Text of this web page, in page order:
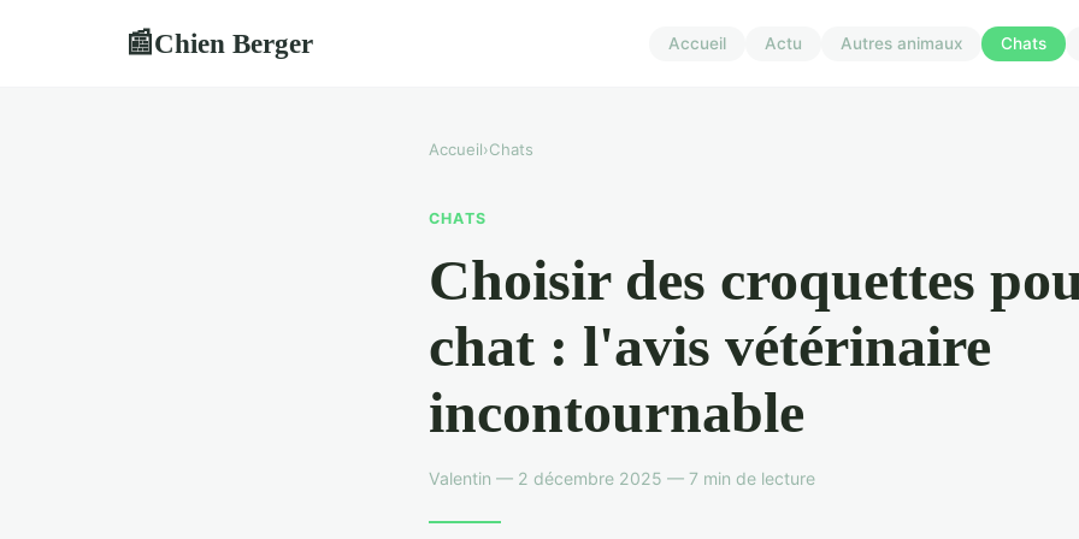
📰Chien Berger Accueil Actu Autres animaux Chats
Accueil›Chats
CHATS
Choisir des croquettes
chat : l'avis vétérinaire
incontournable
Valentin — 2 décembre 2025 — 7 min de lecture